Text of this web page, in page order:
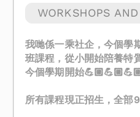
WORKSHOPS
我哋係一乘社企，今個學
班課程，從小開始陪養特
今個學期開始
所有課程現正招生，全部